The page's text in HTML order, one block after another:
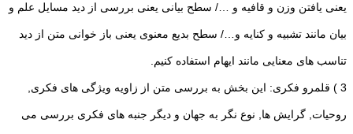
یعنی یافتن وزن و قافیه و …/ سطح بیانی یعنی بررسی از دید مسایل علم و
بیان مانند تشبیه و کنایه و…/ سطح بدیع معنوی یعنی باز خوانی متن از دید
تناسب های معنایی مانند ایهام استفاده کنیم.
3 ) قلمرو فکری: این بخش به بررسی متن از زاویه ویژگی های فکری,
روحیات, گرایش ها, نوع نگر به جهان و دیگر جنبه های فکری بررسی می